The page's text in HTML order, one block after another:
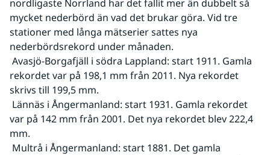
nordligaste Norrland har det fallit mer än dubbelt så
mycket nederbörd än vad det brukar göra. Vid tre
stationer med långa mätserier sattes nya
nederbördsrekord under månaden.
rekordet var på 198,1 mm från 2011. Nya rekordet
skrivs till 199,5 mm.
var på 142 mm från 2001. Det nya rekordet blev 222,4
mm.